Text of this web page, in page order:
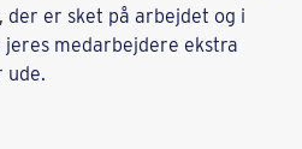
er sket på arbejdet og i
medarbejdere ekstra
ude.